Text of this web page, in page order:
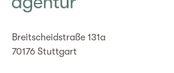
Breitscheidstraße 131a
70176 Stuttgart